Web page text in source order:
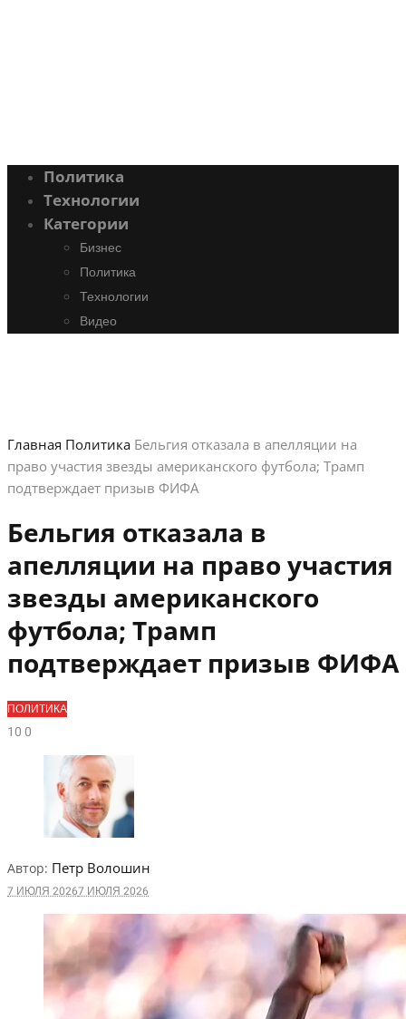
Политика
Технологии
Категории
Бизнес
Политика
Технологии
Видео
Главная Политика Бельгия отказала в апелляции на
право участия звезды американского футбола; Трамп
подтверждает призыв ФИФА
Бельгия отказала в
апелляции на право участия
звезды американского
футбола; Трамп
подтверждает призыв ФИФА
ПОЛИТИКА
100
Автор: Петр Волошин
7 ИЮЛЯ 20267 ИЮЛЯ 2026